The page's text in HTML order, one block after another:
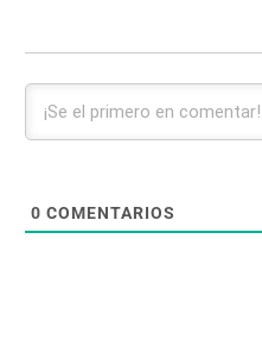
0 COMENTARIOS